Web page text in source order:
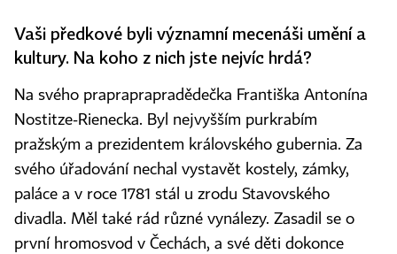
Vaši předkové byli významní mecenáši umění a
kultury. Na koho z nich jste nejvíc hrdá?
Na svého prapraprapradědečka Františka Antonína
Nostitze-Rienecka. Byl nejvyšším purkrabím
pražským a prezidentem královského gubernia. Za
svého úřadování nechal vystavět kostely, zámky,
paláce a v roce 1781 stál u zrodu Stavovského
divadla. Měl také rád různé vynálezy. Zasadil se o
první hromosvod v Čechách, a své děti dokonce